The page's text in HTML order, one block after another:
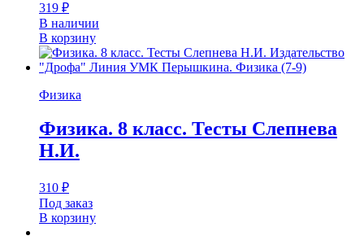
319 ₽
В наличии
В корзину
Физика
Физика. 8 класс. Тесты Слепнева
Н.И.
310 ₽
Под заказ
В корзину